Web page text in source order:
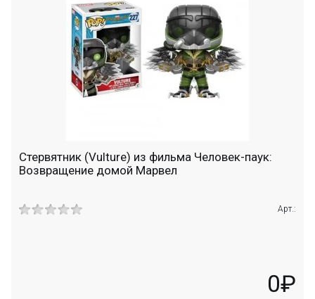
Стервятник (Vulture) из фильма Человек-паук:
Возвращение домой Марвел
Арт.:
0₽